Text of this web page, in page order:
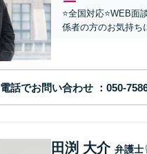
⭐️全国対応⭐️WEB
係者の方のお気持ち
電話でお問い合わせ
田渕 大介 弁護士